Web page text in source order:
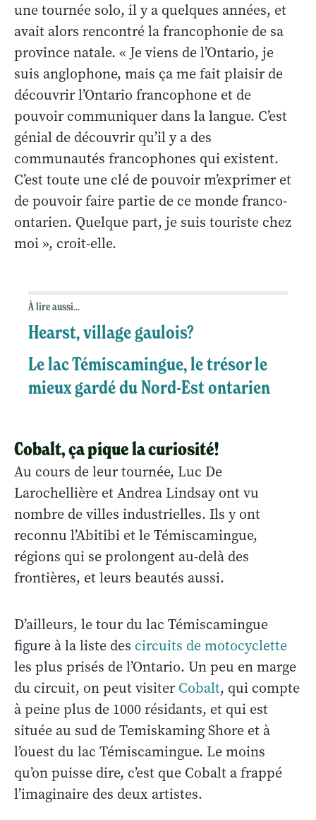
une tournée solo, il y a quelques années, et
avait alors rencontré la francophonie de sa
province natale. « Je viens de l’Ontario, je
suis anglophone, mais ça me fait plaisir de
découvrir l’Ontario francophone et de
pouvoir communiquer dans la langue. C’est
génial de découvrir qu’il y a des
communautés francophones qui existent.
C’est toute une clé de pouvoir m’exprimer et
de pouvoir faire partie de ce monde franco-
ontarien. Quelque part, je suis touriste chez
moi », croit-elle.
À lire aussi...
Hearst, village gaulois?
Le lac Témiscamingue, le trésor le
mieux gardé du Nord-Est ontarien
Cobalt, ça pique la curiosité!
Au cours de leur tournée, Luc De
Larochellière et Andrea Lindsay ont vu
nombre de villes industrielles. Ils y ont
reconnu l’Abitibi et le Témiscamingue,
régions qui se prolongent au-delà des
frontières, et leurs beautés aussi.
D’ailleurs, le tour du lac Témiscamingue
figure à la liste des circuits de motocyclette
les plus prisés de l’Ontario. Un peu en marge
du circuit, on peut visiterCobalt, qui compte
à peine plus de 1000 résidants, et qui est
située au sud de Temiskaming Shore et à
l’ouest du lac Témiscamingue. Le moins
qu’on puisse dire, c’est que Cobalt a frappé
l’imaginaire des deux artistes.